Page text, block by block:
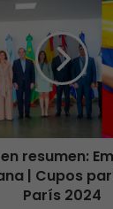
resumen:
| Cupos
París 2024